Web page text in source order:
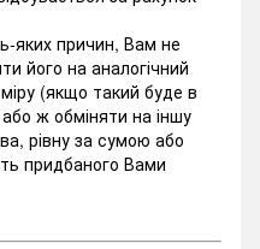
яких причин, Вам не
його на аналогічний
(якщо такий буде в
ж обміняти на іншу
рівну за сумою або
придбаного Вами